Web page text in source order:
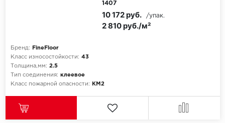
1407
Бренд:
FineFloor
Класс износостойкости: 43
Толщина,мм: 2.5
Тип соединения: клеевое
Класс пожарной опасности:
КМ2
2 810 руб./м²
10 172 руб. /упак.